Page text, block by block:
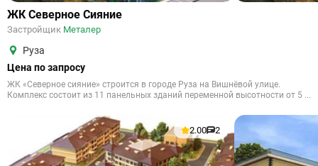
ЖК Северное Сияние
Застройщик Металер
Руза
Цена по запросу
ЖК «Северное сияние» строится в городе Руза на Вишнёвой улице.
Комплекс состоит из 11 панельных зданий переменной высотности от 5 ...
2.00 2